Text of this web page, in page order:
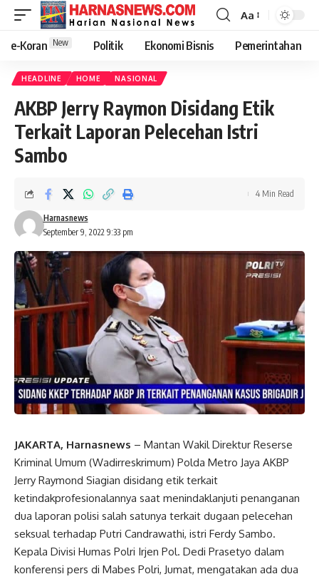
Aa
e-Koran New Politik Ekonomi Bisnis Pemerintahan
HEADLINE HOME NASIONAL
AKBP Jerry Raymon Disidang Etik
Terkait Laporan Pelecehan Istri
Sambo
September 9, 2022 9:33 pm
Harnasnews
4 Min Read
JAKARTA, Harnasnews – Mantan Wakil Direktur Reserse
Kriminal Umum (Wadirreskrimum) Polda Metro Jaya AKBP
Jerry Raymond Siagian disidang etik terkait
ketindakprofesionalannya saat menindaklanjuti penanganan
dua laporan polisi salah satunya terkait dugaan pelecehan
seksual terhadap Putri Candrawathi, istri Ferdy Sambo.
Kepala Divisi Humas Polri Irjen Pol. Dedi Prasetyo dalam
konferensi pers di Mabes Polri, Jumat, mengatakan ada dua